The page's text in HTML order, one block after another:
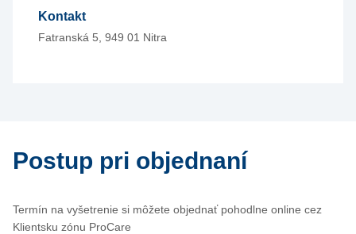
Kontakt
Fatranská 5, 949 01 Nitra
Postup pri objednaní
Termín na vyšetrenie si môžete objednať pohodlne online cez
Klientsku zónu ProCare